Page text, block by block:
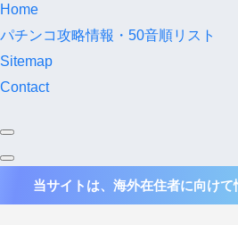
Home
パチンコ攻略情報・50音順リスト
Sitemap
Contact
当サイトは、海外在住者に向け